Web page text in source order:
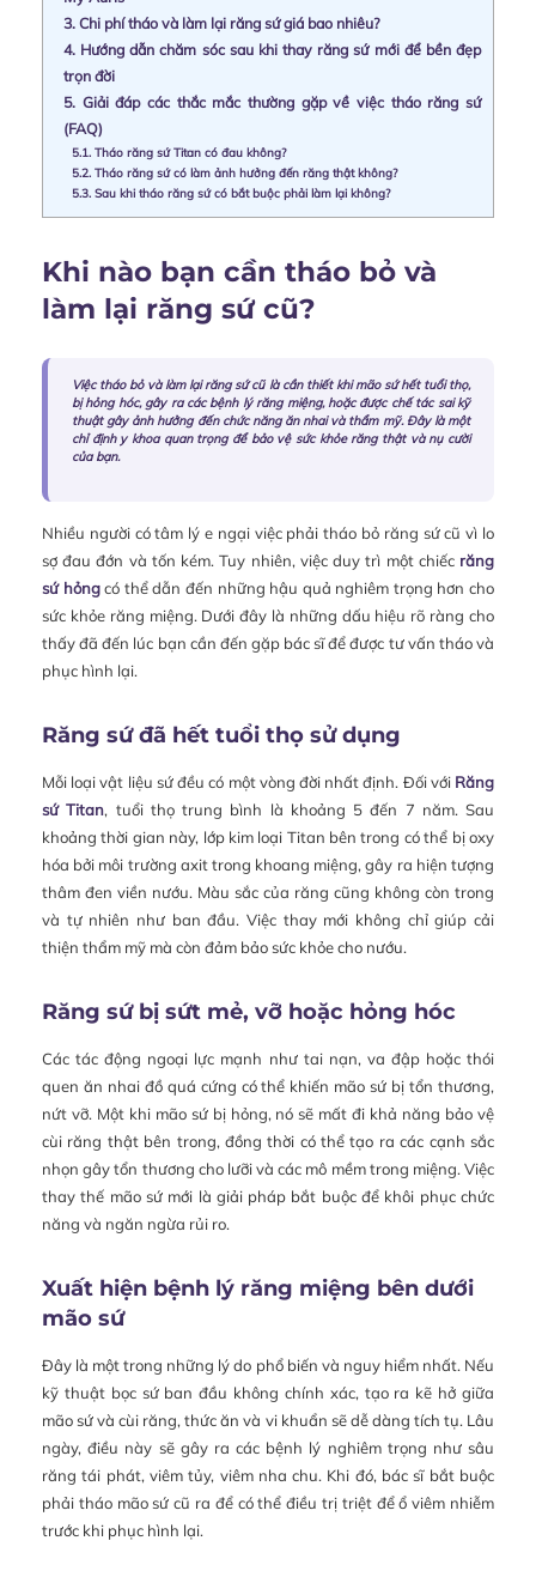
3. Chi phí tháo và làm lại răng sứ giá bao nhiêu?
4. Hướng dẫn chăm sóc sau khi thay răng sứ mới để bền đẹp
trọn đời
5. Giải đáp các thắc mắc thường gặp về việc tháo răng sứ
(FAQ)
5.1. Tháo răng sứ Titan có đau không?
5.2. Tháo răng sứ có làm ảnh hưởng đến răng thật không?
5.3. Sau khi tháo răng sứ có bắt buộc phải làm lại không?
Khi nào bạn cần tháo bỏ và
làm lại răng sứ cũ?
Việc tháo bỏ và làm lại răng sứ cũ là cần thiết khi mão sứ hết tuổi thọ,
bị hỏng hóc, gây ra các bệnh lý răng miệng, hoặc được chế tác sai kỹ
thuật gây ảnh hưởng đến chức năng ăn nhai và thẩm mỹ. Đây là một
chỉ định y khoa quan trọng để bảo vệ sức khỏe răng thật và nụ cười
của bạn.
Nhiều người có tâm lý e ngại việc phải tháo bỏ răng sứ cũ vì lo
sợ đau đớn và tốn kém. Tuy nhiên, việc duy trì một chiếc răng
sứ hỏngcó thể dẫn đến những hậu quả nghiêm trọng hơn cho
sức khỏe răng miệng. Dưới đây là những dấu hiệu rõ ràng cho
thấy đã đến lúc bạn cần đến gặp bác sĩ để được tư vấn tháo và
phục hình lại.
Răng sứ đã hết tuổi thọ sử dụng
Mỗi loại vật liệu sứ đều có một vòng đời nhất định. Đối với Răng
sứ Titan, tuổi thọ trung bình là khoảng 5 đến 7 năm. Sau
khoảng thời gian này, lớp kim loại Titan bên trong có thể bị oxy
hóa bởi môi trường axit trong khoang miệng, gây ra hiện tượng
thâm đen viền nướu. Màu sắc của răng cũng không còn trong
và tự nhiên như ban đầu. Việc thay mới không chỉ giúp cải
thiện thẩm mỹ mà còn đảm bảo sức khỏe cho nướu.
Răng sứ bị sứt mẻ, vỡ hoặc hỏng hóc
Các tác động ngoại lực mạnh như tai nạn, va đập hoặc thói
quen ăn nhai đồ quá cứng có thể khiến mão sứ bị tổn thương,
nứt vỡ. Một khi mão sứ bị hỏng, nó sẽ mất đi khả năng bảo vệ
cùi răng thật bên trong, đồng thời có thể tạo ra các cạnh sắc
nhọn gây tổn thương cho lưỡi và các mô mềm trong miệng. Việc
thay thế mão sứ mới là giải pháp bắt buộc để khôi phục chức
năng và ngăn ngừa rủi ro.
Xuất hiện bệnh lý răng miệng bên dưới
mão sứ
Đây là một trong những lý do phổ biến và nguy hiểm nhất. Nếu
kỹ thuật bọc sứ ban đầu không chính xác, tạo ra kẽ hở giữa
mão sứ và cùi răng, thức ăn và vi khuẩn sẽ dễ dàng tích tụ. Lâu
ngày, điều này sẽ gây ra các bệnh lý nghiêm trọng như sâu
răng tái phát, viêm tủy, viêm nha chu. Khi đó, bác sĩ bắt buộc
phải tháo mão sứ cũ ra để có thể điều trị triệt để ổ viêm nhiễm
trước khi phục hình lại.